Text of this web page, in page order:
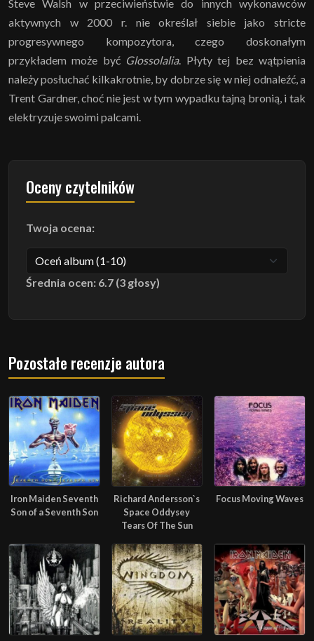
Steve Walsh w przeciwieństwie do innych wykonawców
aktywnych w 2000 r. nie określał siebie jako stricte
progresywnego kompozytora, czego doskonałym
przykładem może być Glossolalia. Płyty tej bez wątpienia
należy posłuchać kilkakrotnie, by dobrze się w niej odnaleźć, a
Trent Gardner, choć nie jest w tym wypadku tajną bronią, i tak
elektryzuje swoimi palcami.
Oceny czytelników
Twoja ocena:
Średnia ocen: 6.7 (3 głosy)
Pozostałe recenzje autora
Iron Maiden Seventh
Son of a Seventh Son
Richard Andersson`s
Space Oddysey
Tears Of The Sun
Focus Moving Waves